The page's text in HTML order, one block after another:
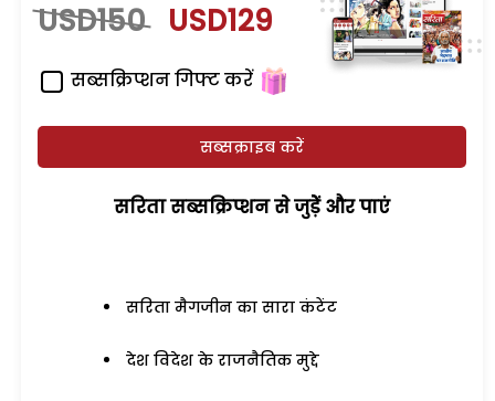
USD150 USD129
सब्सक्रिप्शन गिफ्ट करें
सब्सक्राइब करें
सरिता सब्सक्रिप्शन से जुड़ेें और पाएं
सरिता मैगजीन का सारा कंटेंट
देश विदेश के राजनैतिक मुद्दे